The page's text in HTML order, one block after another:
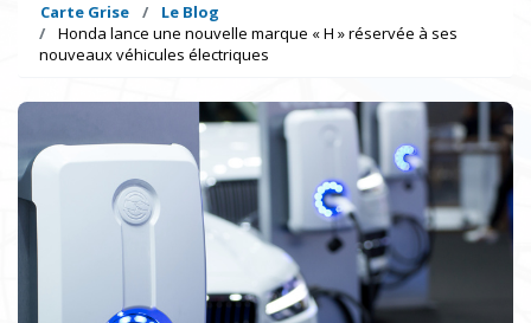
Carte Grise
Le Blog
Honda lance une nouvelle marque « H » réservée à ses
nouveaux véhicules électriques